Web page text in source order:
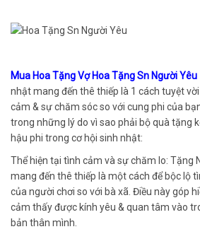
Mua Hoa Tặng Vợ Hoa Tặng Sn Người Yêu
nhật mang đến thê thiếp là 1 cách tuyệt
cảm & sự chăm sóc so với cung phi của
trong những lý do vì sao phải bộ quà tặng
hậu phi trong cơ hội sinh nhật:
Thể hiện tại tình cảm và sự chăm lo: Tặng
mang đến thê thiếp là một cách để bộc lộ
của người chơi so với bà xã. Điều này góp
cảm thấy được kính yêu & quan tâm vào
bản thân mình.